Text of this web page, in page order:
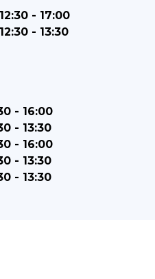
- 17:00
- 13:30
- 16:00
- 13:30
- 16:00
- 13:30
- 13:30